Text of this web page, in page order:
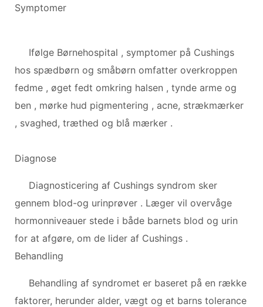
Symptomer
Ifølge Børnehospital , symptomer på Cushings
hos spædbørn og småbørn omfatter overkroppen
fedme , øget fedt omkring halsen , tynde arme og
ben , mørke hud pigmentering , acne, strækmærker
, svaghed, træthed og blå mærker .
Diagnose
Diagnosticering af Cushings syndrom sker
gennem blod-og urinprøver . Læger vil overvåge
hormonniveauer stede i både barnets blod og urin
for at afgøre, om de lider af Cushings .
Behandling
Behandling af syndromet er baseret på en række
faktorer, herunder alder, vægt og et barns tolerance